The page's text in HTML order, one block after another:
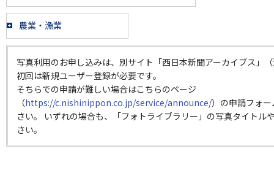
農業・漁業
写真利用のお申し込みは、別サイト「西日本新聞アーカイブス」
初回は新規ユーザー登録が必要です。
そちらでの申請が難しい場合はこちらのページ
（https://c.nishinippon.co.jp/service/announce/）の申請フォ
さい。 いずれの場合も、「フォトライブラリー」の写真タイトル
さい。